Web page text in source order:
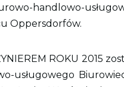
handlowo-
Oppersdorfów.
ROKU 2015
usługowego